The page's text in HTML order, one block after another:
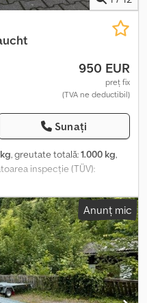
950 EUR
preț fix
(TVA ne deductibil)
Sunați
, greutate totală:1.000 kg,
inspecție (TÜV):
spațiu de încărcare:300
remorca nouă sau second-
Hpfpspfx Ackjf Peste 850 de
second-hand în ofertă
second-hand,
kg, sarcină utilă aproximativ
oțel Dimensiuni interioare
totale 325x150 cm
Anunț mic